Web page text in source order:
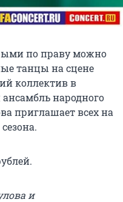
по праву можно
танцы на сцене
коллектив в
народного
приглашает всех на
и